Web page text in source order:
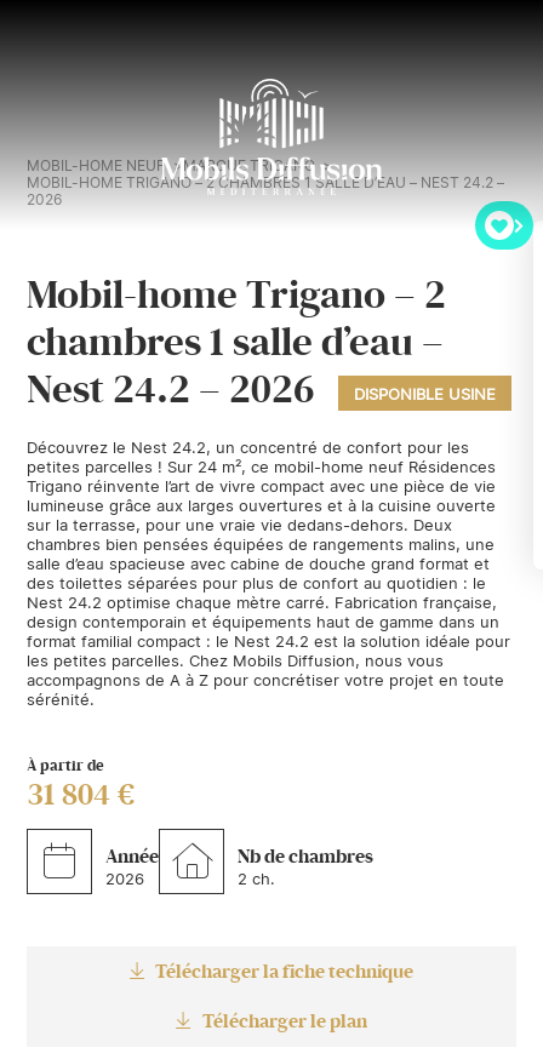
MOBIL-HOME NEUF
MARQUE TRIGANO
MOBIL-HOME TRIGANO – 2 CHAMBRES 1 SALLE D’EAU – NEST 24.2 –
2026
Mobil-home Trigano – 2
chambres 1 salle d’eau –
Nest 24.2 – 2026
DISPONIBLE USINE
Découvrez le Nest 24.2, un concentré de confort pour les
petites parcelles ! Sur 24 m², ce mobil-home neuf Résidences
Trigano réinvente l’art de vivre compact avec une pièce de vie
lumineuse grâce aux larges ouvertures et à la cuisine ouverte
sur la terrasse, pour une vraie vie dedans-dehors. Deux
chambres bien pensées équipées de rangements malins, une
salle d’eau spacieuse avec cabine de douche grand format et
des toilettes séparées pour plus de confort au quotidien : le
Nest 24.2 optimise chaque mètre carré. Fabrication française,
design contemporain et équipements haut de gamme dans un
format familial compact : le Nest 24.2 est la solution idéale pour
les petites parcelles. Chez Mobils Diffusion, nous vous
accompagnons de A à Z pour concrétiser votre projet en toute
sérénité.
À partir de
31 804 €
Année
2026
Nb de chambres
2 ch.
Télécharger la fiche technique
Télécharger le plan